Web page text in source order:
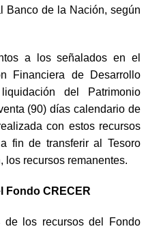
Banco de la Nación, según
a los señalados en el
Financiera de Desarrollo
del Patrimonio
(90) días calendario de
con estos recursos
fin de transferir al Tesoro
los recursos remanentes.
Fondo CRECER
los recursos del Fondo